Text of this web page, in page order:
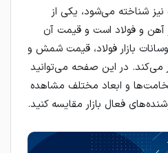
نیز شناخته می‌شود، یکی از
آهن و فولاد است و قیمت آن
بازار فولاد، قیمت شمش و
می‌کند. در این صفحه می‌توانید
و ابعاد مختلف مشاهده
فعال بازار مقایسه کنید.